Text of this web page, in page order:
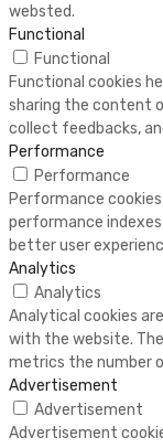
websted.
Functional
Functional
Functional cookies
sharing the content
collect feedbacks,
Performance
Performance
Performance
performance
better user
Analytics
Analytics
Analytical cookies
with the website.
metrics the number
Advertisement
Advertisement
Advertisement